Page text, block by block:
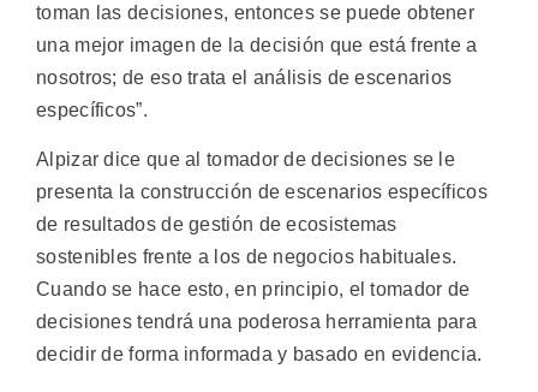
toman las decisiones, entonces se puede obtener
una mejor imagen de la decisión que está frente a
nosotros; de eso trata el análisis de escenarios
específicos”.
Alpizar dice que al tomador de decisiones se le
presenta la construcción de escenarios específicos
de resultados de gestión de ecosistemas
sostenibles frente a los de negocios habituales.
Cuando se hace esto, en principio, el tomador de
decisiones tendrá una poderosa herramienta para
decidir de forma informada y basado en evidencia.